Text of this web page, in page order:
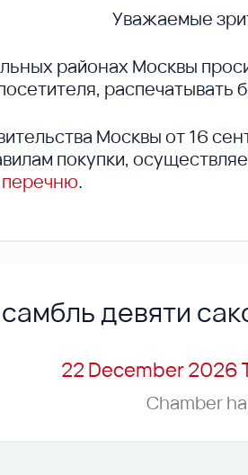
Уважаемые
районах Москвы
распечатывать
Москвы от 16
покупки,
.
девяти
22 December 2026
Chamber